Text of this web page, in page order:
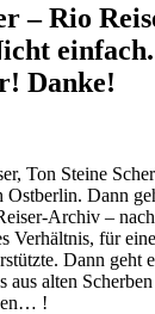
– Rio
Danke!
Ton Steine
Ostberlin. Dann
Archiv –
Verhältnis, für
Dann geht
aus alten
!